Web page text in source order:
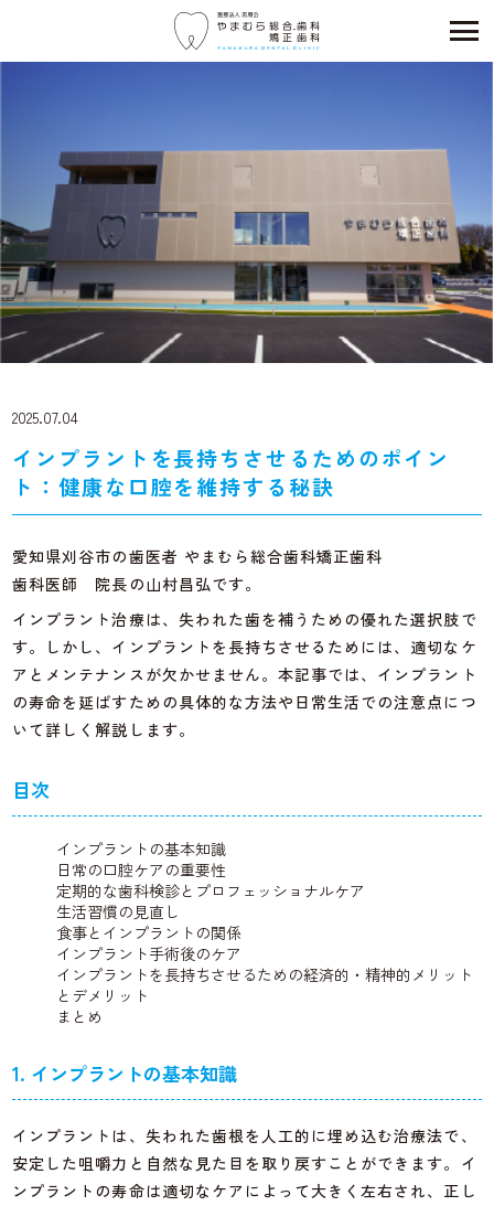
2025.07.04
インプラントを長持ちさせるためのポイン
ト：健康な口腔を維持する秘訣
愛知県刈谷市の歯医者 やまむら総合歯科矯正歯科
歯科医師 院長の山村昌弘です。
インプラント治療は、失われた歯を補うための優れた選択肢で
す。しかし、インプラントを長持ちさせるためには、適切なケ
アとメンテナンスが欠かせません。本記事では、インプラント
の寿命を延ばすための具体的な方法や日常生活での注意点につ
いて詳しく解説します。
目次
インプラントの基本知識
日常の口腔ケアの重要性
定期的な歯科検診とプロフェッショナルケア
生活習慣の見直し
食事とインプラントの関係
インプラント手術後のケア
インプラントを長持ちさせるための経済的・精神的メリット
とデメリット
まとめ
1. インプラントの基本知識
インプラントは、失われた歯根を人工的に埋め込む治療法で、
安定した咀嚼力と自然な見た目を取り戻すことができます。イ
ンプラントの寿命は適切なケアによって大きく左右され、正し